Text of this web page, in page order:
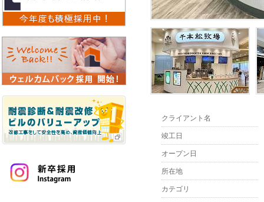
クライアント名
竣工日
オープン日
所在地
カテゴリ